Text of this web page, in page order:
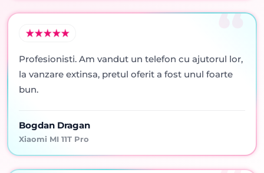
Profesionisti. Am vandut un telefon cu ajutorul lor,
la vanzare extinsa, pretul oferit a fost unul foarte
bun.
Bogdan Dragan
Xiaomi MI 11T Pro